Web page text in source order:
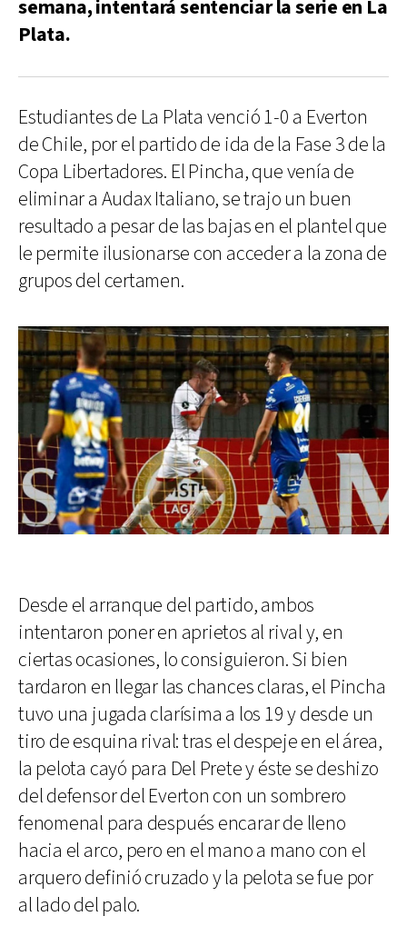
semana, intentará sentenciar la serie en La
Plata.
Estudiantes de La Plata venció 1-0 a Everton
de Chile, por el partido de ida de la Fase 3 de la
Copa Libertadores. El Pincha, que venía de
eliminar a Audax Italiano, se trajo un buen
resultado a pesar de las bajas en el plantel que
le permite ilusionarse con acceder a la zona de
grupos del certamen.
Desde el arranque del partido, ambos
intentaron poner en aprietos al rival y, en
ciertas ocasiones, lo consiguieron. Si bien
tardaron en llegar las chances claras, el Pincha
tuvo una jugada clarísima a los 19 y desde un
tiro de esquina rival: tras el despeje en el área,
la pelota cayó para Del Prete y éste se deshizo
del defensor del Everton con un sombrero
fenomenal para después encarar de lleno
hacia el arco, pero en el mano a mano con el
arquero definió cruzado y la pelota se fue por
al lado del palo.